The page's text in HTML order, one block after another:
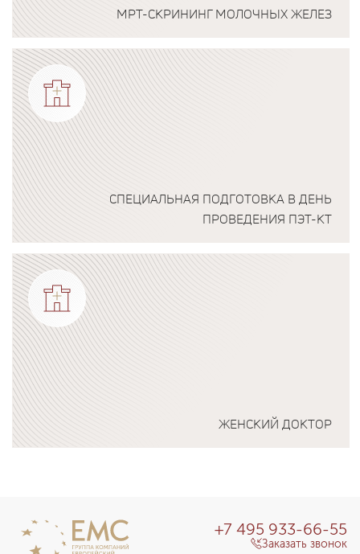
МРТ-СКРИНИНГ МОЛОЧНЫХ ЖЕЛЕЗ
Подробнее о программе
СПЕЦИАЛЬНАЯ ПОДГОТОВКА В ДЕНЬ
ПРОВЕДЕНИЯ ПЭТ-КТ
Подробнее о программе
ЖЕНСКИЙ ДОКТОР
+7 495 933-66-55
Заказать звонок